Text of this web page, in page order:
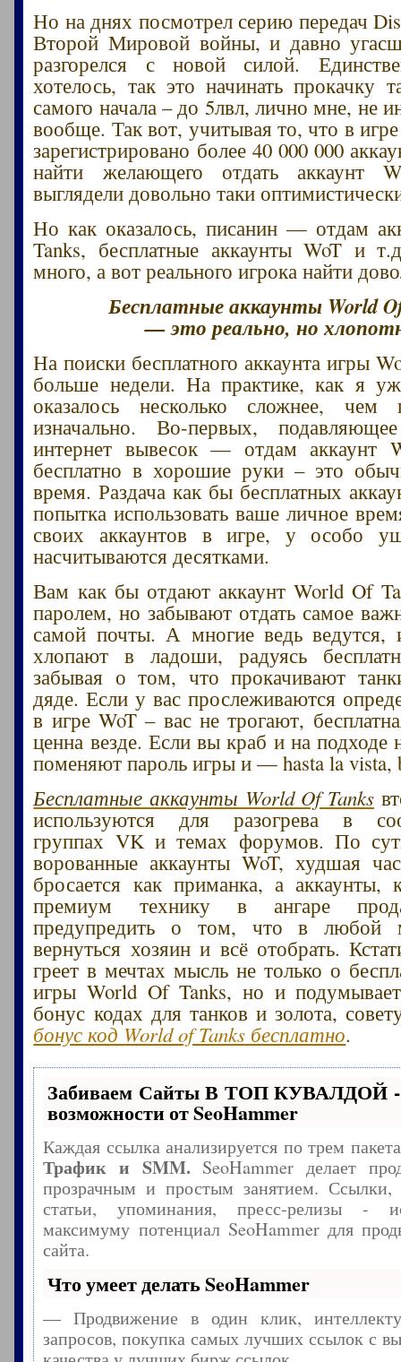
Но на днях посмотрел серию передач
Второй Мировой войны, и давно
разгорелся с новой силой.
хотелось, так это начинать прокачку
самого начала – до 5лвл, лично мне, не
вообще. Так вот, учитывая то, что в
зарегистрировано более 40 000 000
найти желающего отдать аккаунт
выглядели довольно таки
Но как оказалось, писанин — отдам
Tanks, бесплатные аккаунты WoT и
много, а вот реального игрока найти
Бесплатные аккаунты World
— это реально, но
На поиски бесплатного аккаунта игры
больше недели. На практике, как я
оказалось несколько сложнее, чем
изначально. Во-первых,
интернет вывесок — отдам аккаунт
бесплатно в хорошие руки – это
время. Раздача как бы бесплатных
попытка использовать ваше личное
своих аккаунтов в игре, у особо
насчитываются десятками.
Вам как бы отдают аккаунт World Of
паролем, но забывают отдать самое
самой почты. А многие ведь ведутся,
хлопают в ладоши, радуясь
забывая о том, что прокачивают
дяде. Если у вас прослеживаются
в игре WoT – вас не трогают,
ценна везде. Если вы краб и на подходе
поменяют пароль игры и — hasta la vista,
Бесплатные аккаунты World Of Tanks
используются для разогрева в
группах VK и темах форумов. По
ворованные аккаунты WoT, худшая
бросается как приманка, а аккаунты,
премиум технику в ангаре
предупредить о том, что в любой
вернуться хозяин и всё отобрать.
греет в мечтах мысль не только о
игры World Of Tanks, но и
бонус кодах для танков и золота,
бонус код World of Tanks бесплатно.
Забиваем Сайты В ТОП КУВАЛДОЙ -
возможности от SeoHammer
Каждая ссылка анализируется по трем
Трафик и SMM.SeoHammer делает
прозрачным и простым занятием. Ссылки,
статьи, упоминания, пресс-релизы -
максимуму потенциал SeoHammer для
сайта.
Что умеет делать SeoHammer
— Продвижение в один клик,
запросов, покупка самых лучших ссылок с